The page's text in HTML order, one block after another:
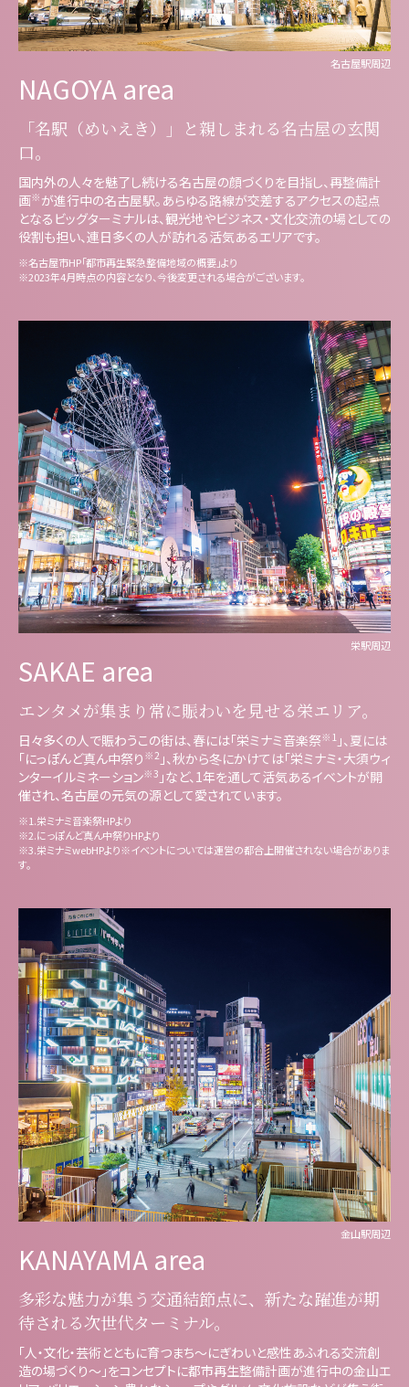
名古屋駅周辺
NAGOYA area
「名駅（めいえき）」と親しまれる名古屋の玄関
口。
国内外の人々を魅了し続ける名古屋の顔づくりを目指し、再整備計
画※ が進行中の名古屋駅。あらゆる路線が交差するアクセスの起点
となるビッグターミナルは、観光地やビジネス・文化交流の場としての
役割も担い、連日多くの人が訪れる活気あるエリアです。
※名古屋市HP「都市再生緊急整備地域の概要」より
※2023年4月時点の内容となり、今後変更される場合がございます。
栄駅周辺
SAKAE area
エンタメが集まり 常に賑わいを見せる栄エリア。
日々多くの人で賑わうこの街は、春には「栄ミナミ音楽祭※1 」、夏には
「にっぽんど真ん中祭り ※2 」、秋から冬にかけては「栄ミナミ・大須ウィ
ンターイルミネーション※3 」など、1年を通して活気あるイベントが開
催され、名古屋の元気の源として愛されています。
※1.栄ミナミ音楽祭HPより
※2.にっぽんど真ん中祭りHPより
※3.栄ミナミwebHPより※イベントについては運営の都合上開催されない場合がありま
す。
金山駅周辺
KANAYAMA area
多彩な魅力が集う交通結節点に、 新たな躍進が期
待される次世代ターミナル。
「人・文化・芸術とともに育つまち～にぎわいと感性あふれる交流創
造の場づくり～」をコンセプトに都市再生整備計画が進行中の金山エ